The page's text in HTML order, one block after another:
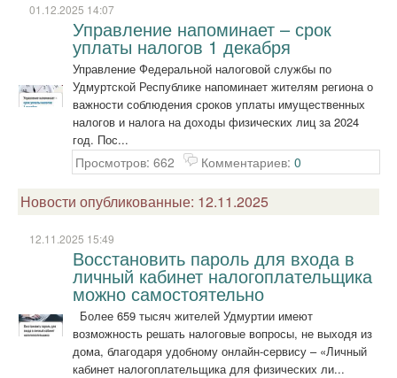
01.12.2025 14:07
Управление напоминает – срок
уплаты налогов 1 декабря
Управление Федеральной налоговой службы по
Удмуртской Республике напоминает жителям региона о
важности соблюдения сроков уплаты имущественных
налогов и налога на доходы физических лиц за 2024
год. Пос...
Просмотров: 662 Комментариев: 0
Новости опубликованные: 12.11.2025
12.11.2025 15:49
Восстановить пароль для входа в
личный кабинет налогоплательщика
можно самостоятельно
Более 659 тысяч жителей Удмуртии имеют
возможность решать налоговые вопросы, не выходя из
дома, благодаря удобному онлайн-сервису – «Личный
кабинет налогоплательщика для физических ли...